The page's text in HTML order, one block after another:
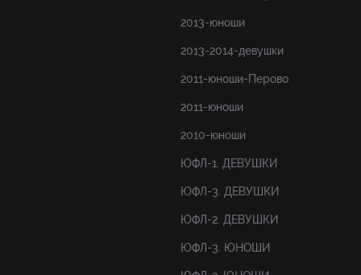
2013-юноши
2013-2014-девушки
2011-юноши-Перово
2011-юноши
2010-юноши
ЮФЛ-1. ДЕВУШКИ
ЮФЛ-3. ДЕВУШКИ
ЮФЛ-2. ДЕВУШКИ
ЮФЛ-3. ЮНОШИ